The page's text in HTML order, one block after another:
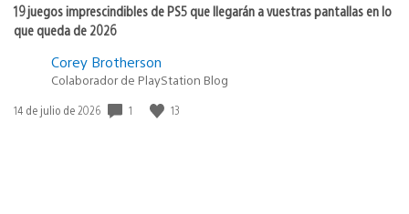
19 juegos imprescindibles de PS5 que llegarán a vuestras pantallas en lo
que queda de 2026
Corey Brotherson
Colaborador de PlayStation Blog
Fecha
14 de julio de 2026 1 13